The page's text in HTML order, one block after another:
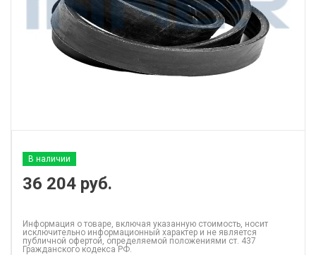
В наличии
36 204 руб.
Информация о товаре, включая указанную стоимость, носит
исключительно информационный характер и не является
публичной офертой, определяемой положениями ст. 437
Гражданского кодекса РФ.